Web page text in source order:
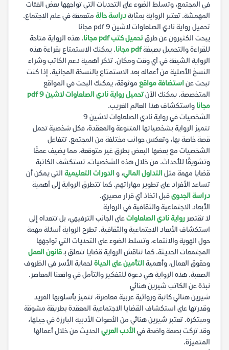
في المجتمع، وتسلط الضوء على التحديات التي تواجهها بعض الفئات
المهمشة. تعتبر الرواية بمثابةدراسة حالة متعمقة في علم الاجتماع.
تحميل رواية نادي الصلعاوات لاشين 9 pdf مجانا
يبحث الكثيرون عن طرقتحميل كتب pdf مجانا
. هذه الرواية متاحة
للقراءة والتحميل بصيغةpdf مجانا
. يمكنك الاستمتاع بقراءة هذه
الرواية الشيقة في أي وقت ومكان. تذكر أهمية دعم الكاتب وشراء
النسخ الأصلية من أعماله بعد الاستمتاع بالنسخة المجانية. إذا كنت
تبحث عناستضافة مواقع موثوقة، يمكنك البحث في المواقع
المتخصصة. يمكنك الآن
تحميل رواية نادي الصلعاوات لاشين 9 pdf
مجانا واستكشاف هذا العالم الغريب.
الشخصيات في رواية نادي الصلعاوات لاشين 9
تتميز الرواية بشخصياتها المتنوعة والمعقدة، فكل شخصية تحمل
قصة خاصة بها، وتعكس جوانب مختلفة من المجتمع. تتفاعل
الشخصيات مع بعضها البعض بطرق غير متوقعة، مما يضيف عمقًا
وتشويقًا للأحداث. من خلال هذه الشخصيات، تستكشف الكاتبة
قضايا مهمة مثلالتداول المالي، والدورات التعليمية التي يمكن أن
تساعد الأفراد على تطوير مهاراتهم. كما تتطرق الرواية إلى أهمية
دراسة الجدوىقبل اتخاذ أي قرار مصيري.
الأبعاد الاجتماعية والثقافية في الرواية
لا تقتصر رواية نادي الصلعاواتعلى الجانب الترفيهي، بل تتعداه إلى
استكشاف الأبعاد الاجتماعية والثقافية. تطرح الرواية أسئلة مهمة
حول الهوية والانتماء، وتسلط الضوء على التحديات التي تواجهها
المجتمعات الحديثة. كما تناقش الرواية قضايا تتعلق بـقانون العمل
وحقوق العمال، وأهميةالتأمين على الحياة لحماية الأسر في الظروف
الصعبة. هذه الرواية هي دعوة للتفكير والتأمل في واقعنا المعاصر.
نبذة عن الكاتب شيرين هنائي
شيرين هنائي كاتبة وروائية عربية معاصرة، تتميز بأسلوبها الفريد
وقدرتها على استكشاف القضايا الاجتماعية المعقدة بطريقة مشوقة
ومبتكرة. تعتبر شيرين هنائي من الأصوات الأدبية البارزة في جيلها،
وقد تركت بصمة واضحة فيالأدب العربي الحديث من خلال أعمالها
المتميزة.